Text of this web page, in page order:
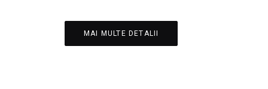
MAI MULTE DETALII